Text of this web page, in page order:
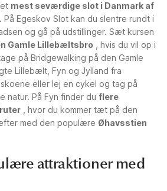
mest seværdige slot i Danmark af
. På Egeskov Slot kan du slentre rundt i
og gå på udstillinger. Sæt kursen
Gamle Lillebæltsbro , hvis du vil op i
på Bridgewalking på den Gamle
Lillebælt, Fyn og Jylland fra
eller lej en cykel og tag på
natur. På Fyn finder du flere
, hvor du kommer tæt på den
med den populære Øhavsstien
attraktioner med